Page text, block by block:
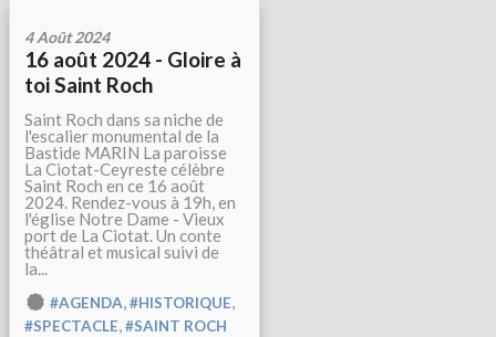
4 Août 2024
16 août 2024 - Gloire à
toi Saint Roch
Saint Roch dans sa niche de
l'escalier monumental de la
Bastide MARIN La paroisse
La Ciotat-Ceyreste célèbre
Saint Roch en ce 16 août
2024. Rendez-vous à 19h, en
l'église Notre Dame - Vieux
port de La Ciotat. Un conte
théâtral et musical suivi de
la...
#AGENDA,#HISTORIQUE,
#SPECTACLE,#SAINT ROCH